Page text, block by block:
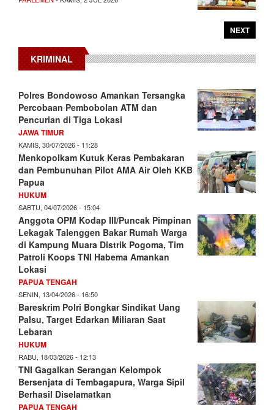
NEXT
KRIMINAL
Polres Bondowoso Amankan Tersangka
Percobaan Pembobolan ATM dan
Pencurian di Tiga Lokasi
JAWA TIMUR
KAMIS, 30/07/2026 - 11:28
Menkopolkam Kutuk Keras Pembakaran
dan Pembunuhan Pilot AMA Air Oleh KKB
Papua
HUKUM
SABTU, 04/07/2026 - 15:04
Anggota OPM Kodap III/Puncak Pimpinan
Lekagak Talenggen Bakar Rumah Warga
di Kampung Muara Distrik Pogoma, Tim
Patroli Koops TNI Habema Amankan
Lokasi
PAPUA TENGAH
SENIN, 13/04/2026 - 16:50
Bareskrim Polri Bongkar Sindikat Uang
Palsu, Target Edarkan Miliaran Saat
Lebaran
HUKUM
RABU, 18/03/2026 - 12:13
TNI Gagalkan Serangan Kelompok
Bersenjata di Tembagapura, Warga Sipil
Berhasil Diselamatkan
PAPUA TENGAH